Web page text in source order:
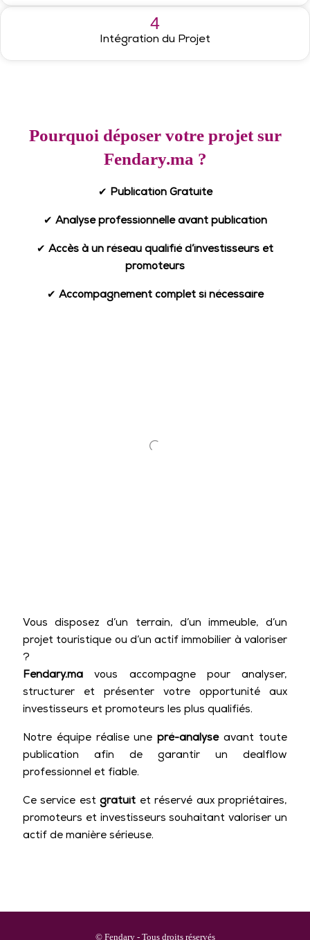
4
Intégration du Projet
Pourquoi déposer votre projet sur
Fendary.ma ?
✔ Publication Gratuite
✔ Analyse professionnelle avant publication
✔ Accès à un réseau qualifié d’investisseurs et
promoteurs
✔ Accompagnement complet si nécessaire
Vous disposez d’un terrain, d’un immeuble, d’un
projet touristique ou d’un actif immobilier à valoriser
?
Fendary.ma vous accompagne pour analyser,
structurer et présenter votre opportunité aux
investisseurs et promoteurs les plus qualifiés.
Notre équipe réalise une pré-analyseavant toute
publication afin de garantir un dealflow
professionnel et fiable.
Ce service estgratuit et réservé aux propriétaires,
promoteurs et investisseurs souhaitant valoriser un
actif de manière sérieuse.
© Fendary - Tous droits réservés